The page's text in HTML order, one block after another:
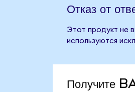
Отказ от
Этот продукт не
используются
Получите